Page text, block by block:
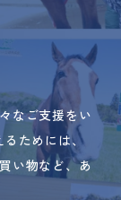
なご支援をい
るためには、
い物など、あ